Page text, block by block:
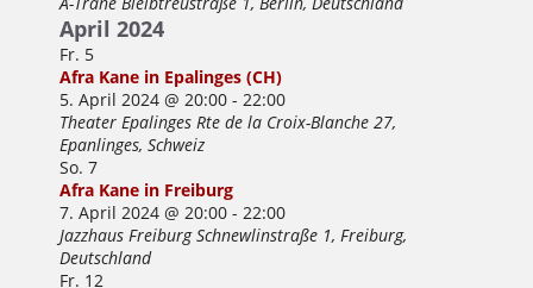
April 2024
Fr. 5
Afra Kane in Epalinges (CH)
5. April 2024 @ 20:00- 22:00
Theater Epalinges Rte de la Croix-Blanche 27,
Epanlinges, Schweiz
So. 7
Afra Kane in Freiburg
7. April 2024 @ 20:00- 22:00
Jazzhaus FreiburgSchnewlinstraße 1, Freiburg,
Deutschland
Fr. 12